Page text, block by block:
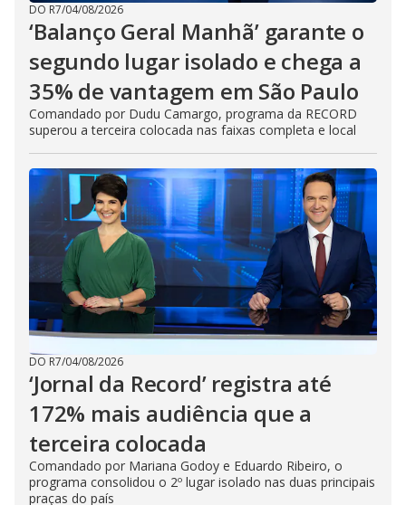
DO R7/04/08/2026
‘Balanço Geral Manhã’ garante o
segundo lugar isolado e chega a
35% de vantagem em São Paulo
Comandado por Dudu Camargo, programa da RECORD
superou a terceira colocada nas faixas completa e local
DO R7/04/08/2026
‘Jornal da Record’ registra até
172% mais audiência que a
terceira colocada
Comandado por Mariana Godoy e Eduardo Ribeiro, o
programa consolidou o 2º lugar isolado nas duas principais
praças do país